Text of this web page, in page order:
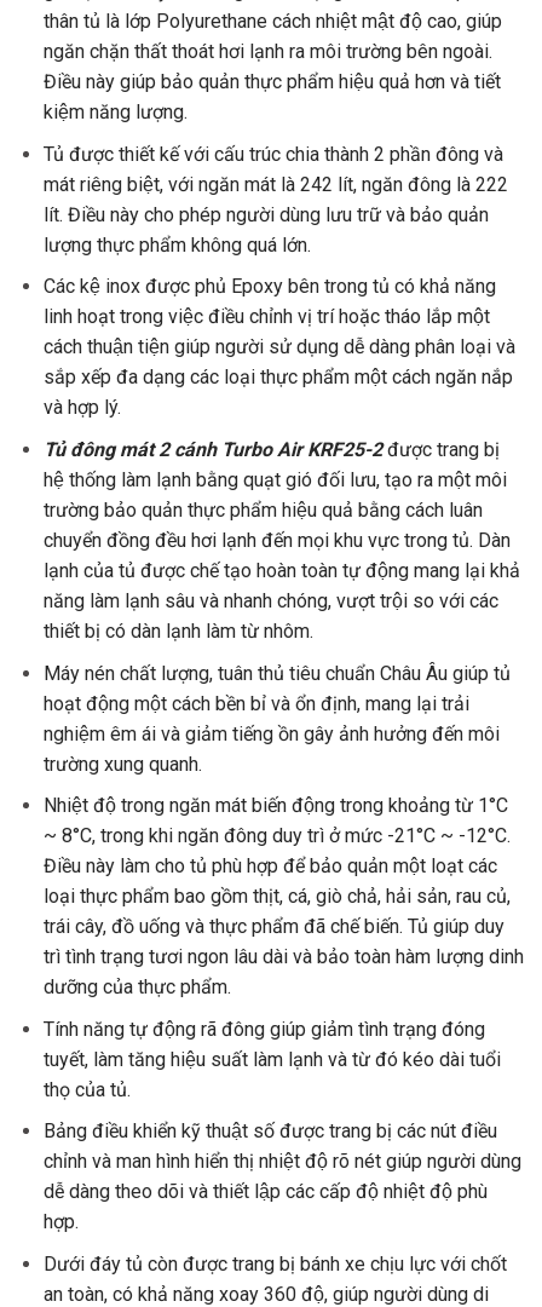
thân tủ là lớp Polyurethane cách nhiệt mật độ cao, giúp
ngăn chặn thất thoát hơi lạnh ra môi trường bên ngoài.
Điều này giúp bảo quản thực phẩm hiệu quả hơn và tiết
kiệm năng lượng.
Tủ được thiết kế với cấu trúc chia thành 2 phần đông và
mát riêng biệt, với ngăn mát là 242 lít, ngăn đông là 222
lít. Điều này cho phép người dùng lưu trữ và bảo quản
lượng thực phẩm không quá lớn.
Các kệ inox được phủ Epoxy bên trong tủ có khả năng
linh hoạt trong việc điều chỉnh vị trí hoặc tháo lắp một
cách thuận tiện giúp người sử dụng dễ dàng phân loại và
sắp xếp đa dạng các loại thực phẩm một cách ngăn nắp
và hợp lý.
Tủ đông mát 2 cánh Turbo Air KRF25-2được trang bị
hệ thống làm lạnh bằng quạt gió đối lưu, tạo ra một môi
trường bảo quản thực phẩm hiệu quả bằng cách luân
chuyển đồng đều hơi lạnh đến mọi khu vực trong tủ. Dàn
lạnh của tủ được chế tạo hoàn toàn tự động mang lại khả
năng làm lạnh sâu và nhanh chóng, vượt trội so với các
thiết bị có dàn lạnh làm từ nhôm.
Máy nén chất lượng, tuân thủ tiêu chuẩn Châu Âu giúp tủ
hoạt động một cách bền bỉ và ổn định, mang lại trải
nghiệm êm ái và giảm tiếng ồn gây ảnh hưởng đến môi
trường xung quanh.
Nhiệt độ trong ngăn mát biến động trong khoảng từ 1°C
~ 8°C, trong khi ngăn đông duy trì ở mức -21°C ~ -12°C.
Điều này làm cho tủ phù hợp để bảo quản một loạt các
loại thực phẩm bao gồm thịt, cá, giò chả, hải sản, rau củ,
trái cây, đồ uống và thực phẩm đã chế biến. Tủ giúp duy
trì tình trạng tươi ngon lâu dài và bảo toàn hàm lượng dinh
dưỡng của thực phẩm.
Tính năng tự động rã đông giúp giảm tình trạng đóng
tuyết, làm tăng hiệu suất làm lạnh và từ đó kéo dài tuổi
thọ của tủ.
Bảng điều khiển kỹ thuật số được trang bị các nút điều
chỉnh và man hình hiển thị nhiệt độ rõ nét giúp người dùng
dễ dàng theo dõi và thiết lập các cấp độ nhiệt độ phù
hợp.
Dưới đáy tủ còn được trang bị bánh xe chịu lực với chốt
an toàn, có khả năng xoay 360 độ, giúp người dùng di